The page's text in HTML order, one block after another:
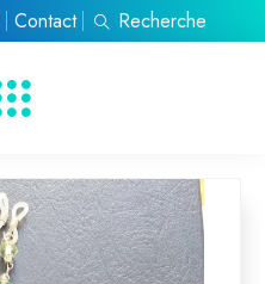
Contact Recherche